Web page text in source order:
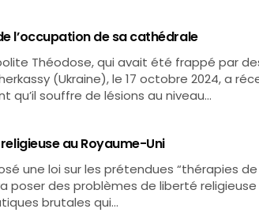
l’occupation de sa cathédrale
Théodose, qui avait été frappé par
(Ukraine), le 17 octobre 2024, a
qu’il souffre de lésions au niveau…
au Royaume-Uni
une loi sur les prétendues “thérapies
poser des problèmes de liberté
brutales qui…